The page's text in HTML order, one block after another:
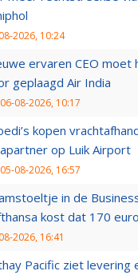
2026, 10:24
ervaren CEO moet
geplaagd Air India
06-08-2026, 10:17
kopen
op Luik Airport
05-08-2026, 16:57
in de
kost dat 170
2026, 16:41
Pacific ziet levering